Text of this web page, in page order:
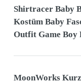
Shirtracer Baby
Kostüm Baby
Outfit Game Boy
MoonWorks